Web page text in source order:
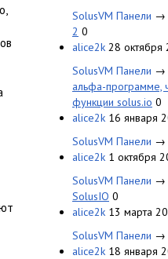
SolusVM Панели →
2 0
alice2k 28 октября
SolusVM Панели →
альфа-программе,
функции solus.io 0
alice2k 16 января
SolusVM Панели →
alice2k 1 октября
SolusVM Панели →
SolusIO 0
alice2k 13 марта
SolusVM Панели →
alice2k 18 января